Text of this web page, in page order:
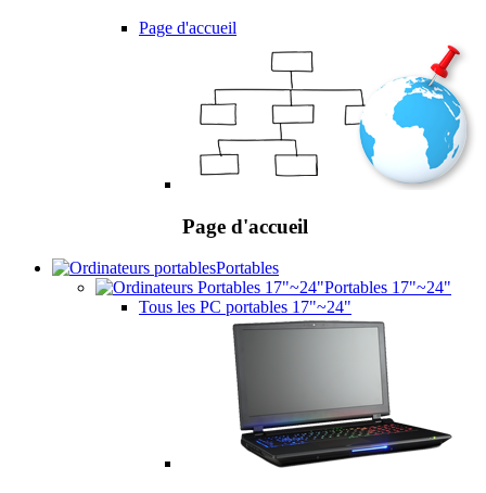
Page d'accueil
Page d'accueil
Portables
Portables 17"~24"
Tous les PC portables 17"~24"